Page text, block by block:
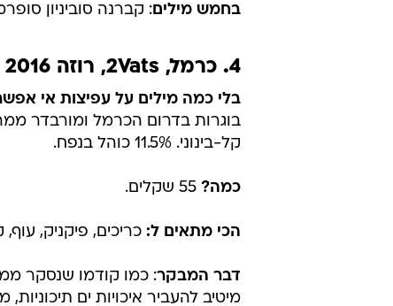
בחמש מילים: קברנה סוביניון
4. כרמל, 2Vats, רוזה 2016
בלי כמה מילים על עפיצות אי
בוגרות בדרום הכרמל ומורבדר
קל-בינוני. 11.5% כוהל בנפח.
כמה?
הכי מתאים ל: כריכים, פיקניק, עוף,
דבר המבקר: כמו קודמו שנסקר
מיטיב להעביר איכויות ים